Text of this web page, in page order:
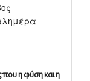
που η φύση και η